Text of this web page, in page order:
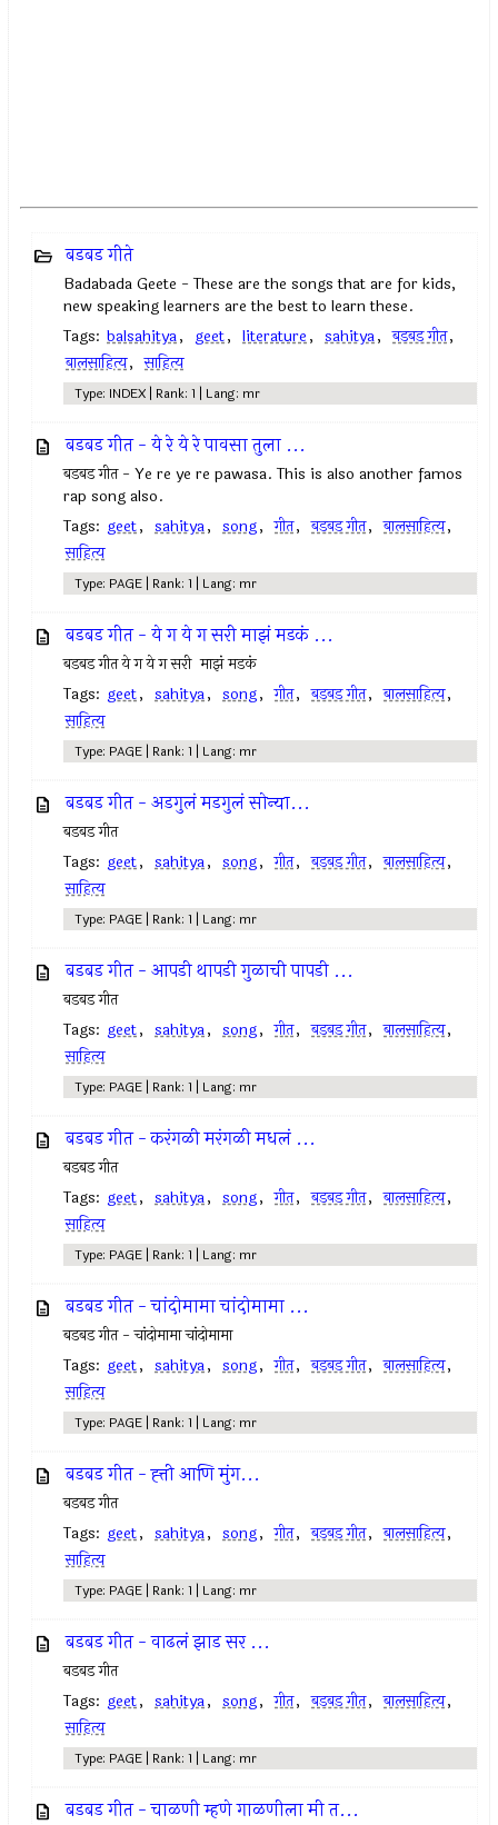
बडबड गीते
Badabada Geete - These are the songs that are for kids,
new speaking learners are the best to learn these.
Tags: balsahitya, geet, literature, sahitya, बडबड गीत,
बालसाहित्य, साहित्य
Type: INDEX | Rank: 1 | Lang: mr
बडबड गीत - ये रे ये रे पावसा तुला ...
बडबड गीत - Ye re ye re pawasa. This is also another famos
rap song also.
Tags: geet, sahitya, song, गीत, बडबड गीत, बालसाहित्य,
साहित्य
Type: PAGE | Rank: 1 | Lang: mr
बडबड गीत - ये ग ये ग सरी माझं मडकं ...
बडबड गीत ये ग ये ग सरी माझं मडकं
Tags: geet, sahitya, song, गीत, बडबड गीत, बालसाहित्य,
साहित्य
Type: PAGE | Rank: 1 | Lang: mr
बडबड गीत - अडगुलं मडगुलं सोन्या...
बडबड गीत
Tags: geet, sahitya, song, गीत, बडबड गीत, बालसाहित्य,
साहित्य
Type: PAGE | Rank: 1 | Lang: mr
बडबड गीत - आपडी थापडी गुळाची पापडी ...
बडबड गीत
Tags: geet, sahitya, song, गीत, बडबड गीत, बालसाहित्य,
साहित्य
Type: PAGE | Rank: 1 | Lang: mr
बडबड गीत - करंगळी मरंगळी मधलं ...
बडबड गीत
Tags: geet, sahitya, song, गीत, बडबड गीत, बालसाहित्य,
साहित्य
Type: PAGE | Rank: 1 | Lang: mr
बडबड गीत - चांदोमामा चांदोमामा ...
बडबड गीत - चांदोमामा चांदोमामा
Tags: geet, sahitya, song, गीत, बडबड गीत, बालसाहित्य,
साहित्य
Type: PAGE | Rank: 1 | Lang: mr
बडबड गीत - ह्त्ती आणि मुंग...
बडबड गीत
Tags: geet, sahitya, song, गीत, बडबड गीत, बालसाहित्य,
साहित्य
Type: PAGE | Rank: 1 | Lang: mr
बडबड गीत - वाढलं झाड सर ...
बडबड गीत
Tags: geet, sahitya, song, गीत, बडबड गीत, बालसाहित्य,
साहित्य
Type: PAGE | Rank: 1 | Lang: mr
बडबड गीत - चाळणी म्हणे गाळणीला मी त...